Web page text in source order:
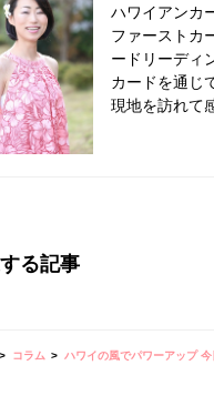
ハワイアンカ
ファーストカ
ードリーディ
カードを通じ
現地を訪れて
る記事
コラム ハワイの風でパワーアップ